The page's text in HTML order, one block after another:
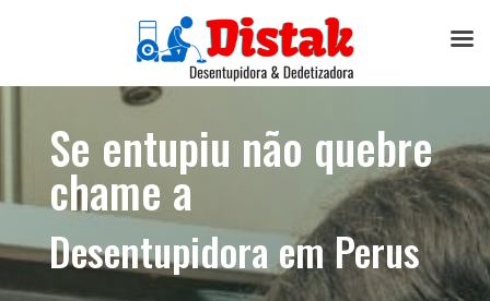
Se entupiu não quebre
chame a
Desentupidora em Perus​